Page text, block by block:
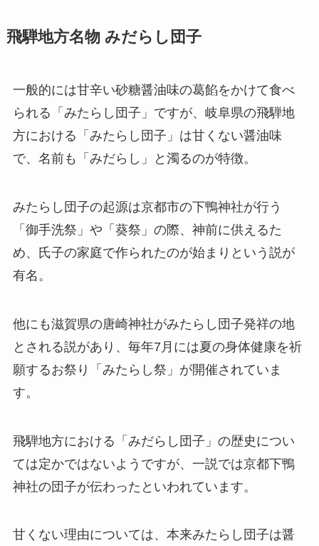
飛騨地方名物 みだらし団子
一般的には甘辛い砂糖醤油味の葛餡をかけて食べ
られる「みたらし団子」ですが、岐阜県の飛騨地
方における「みたらし団子」は甘くない醤油味
で、名前も「みだらし」と濁るのが特徴。
みたらし団子の起源は京都市の下鴨神社が行う
「御手洗祭」や「葵祭」の際、神前に供えるた
め、氏子の家庭で作られたのが始まりという説が
有名。
他にも滋賀県の唐崎神社がみたらし団子発祥の地
とされる説があり、毎年7月には夏の身体健康を祈
願するお祭り「みたらし祭」が開催されていま
す。
飛騨地方における「みだらし団子」の歴史につい
ては定かではないようですが、一説では京都下鴨
神社の団子が伝わったといわれています。
甘くない理由については、本来みたらし団子は醤